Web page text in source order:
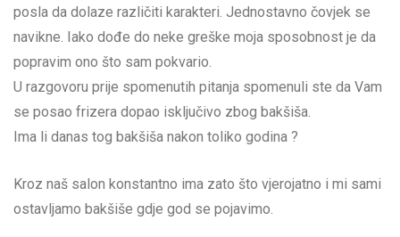
posla da dolaze različiti karakteri. Jednostavno čovjek se
navikne. Iako dođe do neke greške moja sposobnost je da
popravim ono što sam pokvario.
U razgovoru prije spomenutih pitanja spomenuli ste da Vam
se posao frizera dopao isključivo zbog bakšiša.
Ima li danas tog bakšiša nakon toliko godina ?
Kroz naš salon konstantno ima zato što vjerojatno i mi sami
ostavljamo bakšiše gdje god se pojavimo.